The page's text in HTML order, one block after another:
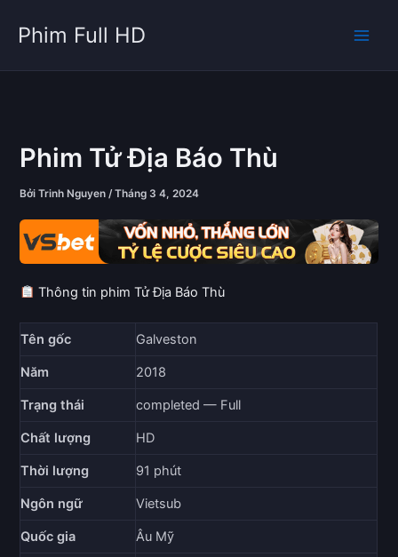
dung
Phim Full HD
Phim Tử Địa Báo Thù
BởiTrinh Nguyen/Tháng 3 4, 2024
Thông tin phim Tử Địa Báo Thù
Tên gốc Galveston
Năm 2018
Trạng thái completed — Full
Chất lượng HD
Thời lượng 91 phút
Ngôn ngữ Vietsub
Quốc gia Âu Mỹ